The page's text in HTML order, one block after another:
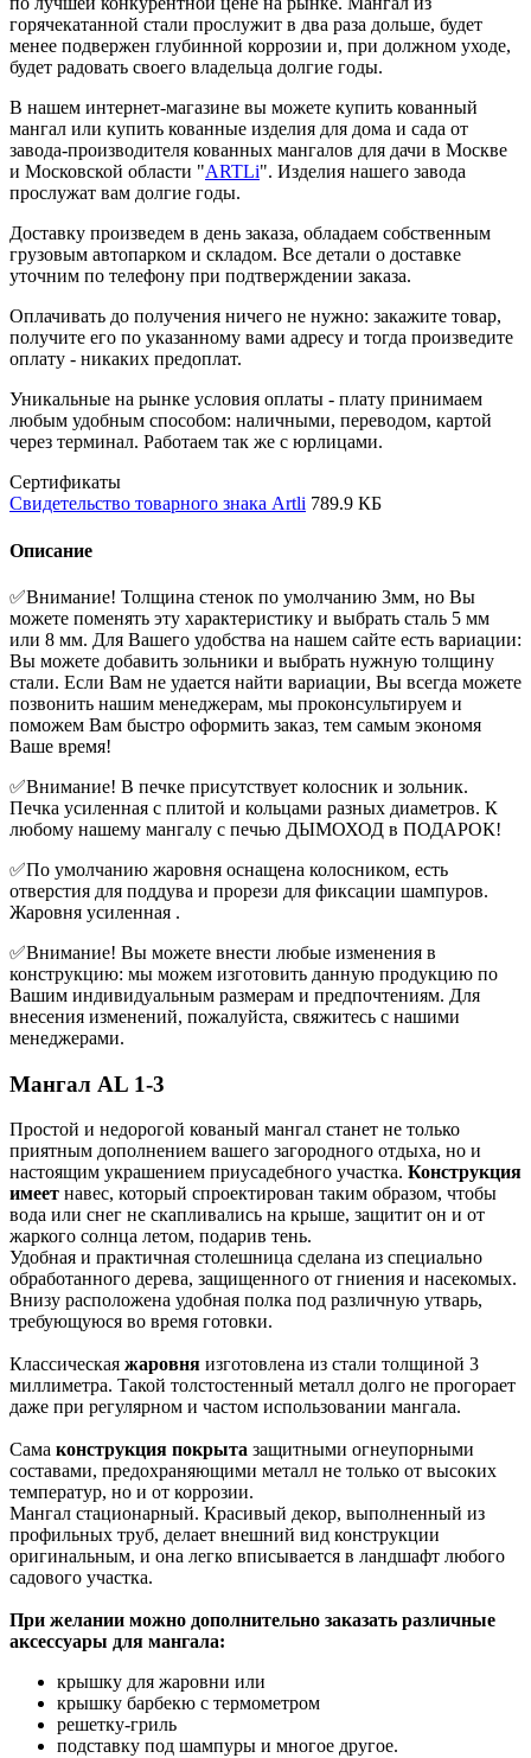
горячекатанной стали прослужит в два раза дольше, будет
менее подвержен глубинной коррозии и, при должном уходе,
будет радовать своего владельца долгие годы.
В нашем интернет-магазине вы можете купить кованный
мангал или купить кованные изделия для дома и сада от
завода-производителя кованных мангалов для дачи в Москве
и Московской области "ARTLi". Изделия нашего завода
прослужат вам долгие годы.
Доставку произведем в день заказа, обладаем собственным
грузовым автопарком и складом. Все детали о доставке
уточним по телефону при подтверждении заказа.
Оплачивать до получения ничего не нужно: закажите товар,
получите его по указанному вами адресу и тогда произведите
оплату - никаких предоплат.
Уникальные на рынке условия оплаты - плату принимаем
любым удобным способом: наличными, переводом, картой
через терминал. Работаем так же с юрлицами.
Сертификаты
Свидетельство товарного знака Artli 789.9 КБ
Описание
✅Внимание! Толщина стенок по умолчанию 3мм, но Вы
можете поменять эту характеристику и выбрать сталь 5 мм
или 8 мм. Для Вашего удобства на нашем сайте есть вариации:
Вы можете добавить зольники и выбрать нужную толщину
стали. Если Вам не удается найти вариации, Вы всегда можете
позвонить нашим менеджерам, мы проконсультируем и
поможем Вам быстро оформить заказ, тем самым экономя
Ваше время!
✅Внимание! В печке присутствует колосник и зольник.
Печка усиленная с плитой и кольцами разных диаметров. К
любому нашему мангалу с печью ДЫМОХОД в ПОДАРОК!
✅По умолчанию жаровня оснащена колосником, есть
отверстия для поддува и прорези для фиксации шампуров.
Жаровня усиленная .
✅Внимание! Вы можете внести любые изменения в
конструкцию: мы можем изготовить данную продукцию по
Вашим индивидуальным размерам и предпочтениям. Для
внесения изменений, пожалуйста, свяжитесь с нашими
менеджерами.
Мангал AL 1-3
Простой и недорогой кованый мангал станет не только
приятным дополнением вашего загородного отдыха, но и
настоящим украшением приусадебного участка. Конструкция
имеет навес, который спроектирован таким образом, чтобы
вода или снег не скапливались на крыше, защитит он и от
жаркого солнца летом, подарив тень.
Удобная и практичная столешница сделана из специально
обработанного дерева, защищенного от гниения и насекомых.
Внизу расположена удобная полка под различную утварь,
требующуюся во время готовки.
Классическая жаровня изготовлена из стали толщиной 3
миллиметра. Такой толстостенный металл долго не прогорает
даже при регулярном и частом использовании мангала.
Сама конструкция покрыта защитными огнеупорными
составами, предохраняющими металл не только от высоких
температур, но и от коррозии.
Мангал стационарный. Красивый декор, выполненный из
профильных труб, делает внешний вид конструкции
оригинальным, и она легко вписывается в ландшафт любого
садового участка.
При желании можно дополнительно заказать различные
аксессуары для мангала:
крышку для жаровни или
крышку барбекю с термометром
решетку-гриль
подставку под шампуры и многое другое.